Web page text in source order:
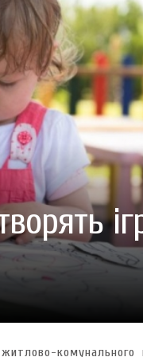
зефір від власної ТМ
халва власної ТМ
фестиваль - 29.09.2025
літо в келиху -
зодіаку: розбір
ПЕЧИВО